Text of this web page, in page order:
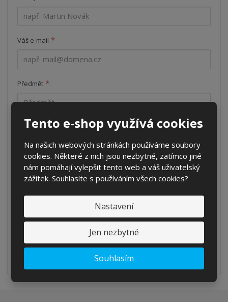
Tento e-shop využívá cookies
Na našich webových stránkách používáme soubory
cookies. Některé z nich jsou nezbytné, zatímco jiné
nám pomáhají vylepšit tento web a váš uživatelský
zážitek. Souhlasíte s používáním všech cookies?
Nastavení
Jen nezbytné
Souhlasím
Váš e-mail *
Předmět *
Váš dotaz *
Odeslat
zpracováním osobních údajů